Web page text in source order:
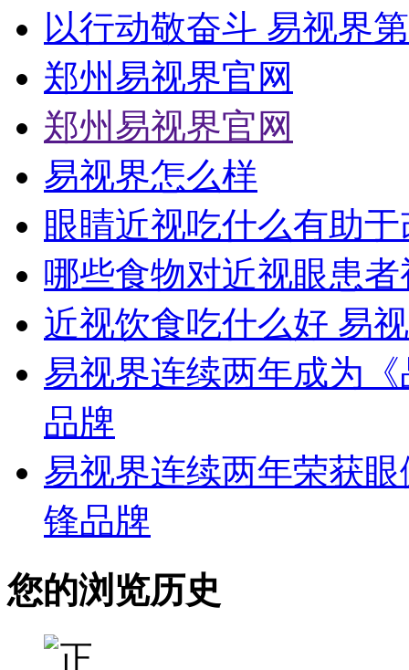
以行动敬奋斗 易视界
郑州易视界官网
郑州易视界官网
易视界怎么样
眼睛近视吃什么有助
哪些食物对近视眼患
近视饮食吃什么好 易
易视界连续两年成为
品牌
易视界连续两年荣获
锋品牌
您的浏览历史